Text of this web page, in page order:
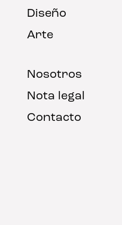
Diseño
Arte
Nosotros
Nota legal
Contacto